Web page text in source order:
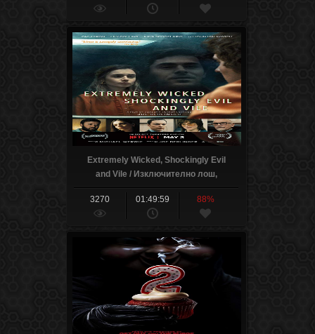
Extremely Wicked, Shockingly Evil
and Vile / Изключително лош,
шокиращо зъл и подъл (2019)
3270
01:49:59 88%